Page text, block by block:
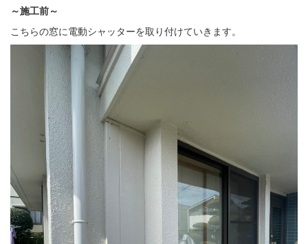
～施工前～
こちらの窓に電動シャッターを取り付けていきます。